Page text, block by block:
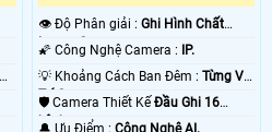
👁 Độ Phân giải :Ghi Hình Chất
Lượng Cao.
🌠 Công Nghệ Camera : IP.
💡 Khoảng Cách Ban Đêm :Từng Vị
Trí Camera .
🛡 Camera Thiết KếĐầu Ghi 16
kênh.
️🔔 Ưu Điểm :Công Nghệ AI.